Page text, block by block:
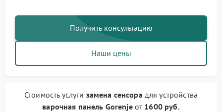
Получить консультацию
Наши цены
Стоимость услуги замена сенсорадля устройства
варочная панель Gorenjeот 1600 руб.